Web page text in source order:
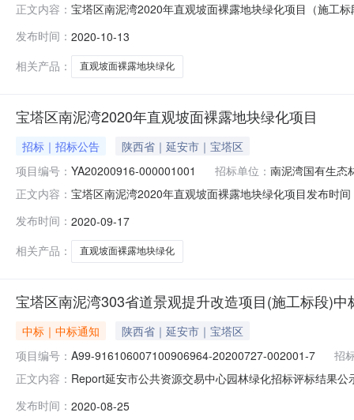
正文内容： 宝塔区南泥湾2020年直观坡面裸露地块绿化项目（施工
林场招标代理机构名称延安华蓁项目管理有限公司联系
发布时间： 2020-10-13
相关产品：
直观坡面裸露地块绿化
宝塔区南泥湾2020年直观坡面裸露地块绿化项目
招标｜招标公告
陕西省｜延安市｜宝塔区
项目编号： YA20200916-000001001 招标单位： 南泥湾国有生态
正文内容： 宝塔区南泥湾2020年直观坡面裸露地块绿化项目发布时
路支行:61050168950000000192-0815收款单位：延安
发布时间： 2020-09-17
相关产品：
直观坡面裸露地块绿化
宝塔区南泥湾303省道景观提升改造项目(施工标段)中
中标｜中标通知
陕西省｜延安市｜宝塔区
项目编号： A99-916106007100906964-20200727-002001-7
招
正文内容： Report延安市公共资源交易中心园林绿化招标评标结果
交易一厅工期(天)90最高限价(元)3438646.76评标结果
发布时间： 2020-08-25